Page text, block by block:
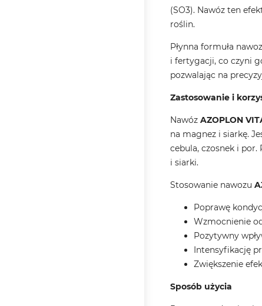
(SO3). Nawóz ten
roślin.
Płynna formuła
i fertygacji, co czyni
pozwalając na
Zastosowanie i
Nawóz AZOPLON
na magnez i siarkę.
cebula, czosnek i
i siarki.
Stosowanie nawozu
Poprawę
Wzmocnienie
Pozytywny
Intensyfikację
Zwiększenie
Sposób użycia